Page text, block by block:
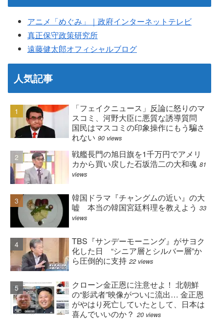
アニメ「めぐみ」｜政府インターネットテレビ
真正保守政策研究所
遠藤健太郎オフィシャルブログ
人気記事
「フェイクニュース」反論に怒りのマ
スコミ、河野大臣に悪質な誘導質問
国民はマスコミの印象操作にもう騙さ
れない 90 views
戦艦長門の旭日旗を1千万円でアメリ
カから買い戻した石坂浩二の大和魂 81
views
韓国ドラマ『チャングムの近い』の大
嘘 本当の韓国宮廷料理を教えよう 33
views
TBS『サンデーモーニング』がサヨク
化した日 “シニア層とシルバー層”か
ら圧倒的に支持 22 views
クローン金正恩に注意せよ！ 北朝鮮
の“影武者”映像がついに流出… 金正恩
がやはり死亡していたとして、日本は
喜んでいいのか？ 20 views